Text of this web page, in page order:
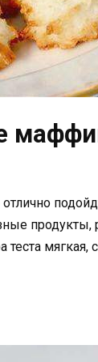
теста